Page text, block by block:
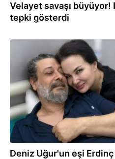
Velayet savaşı büyüyor!
tepki gösterdi
13.03.2025
Deniz Uğur'un eşi